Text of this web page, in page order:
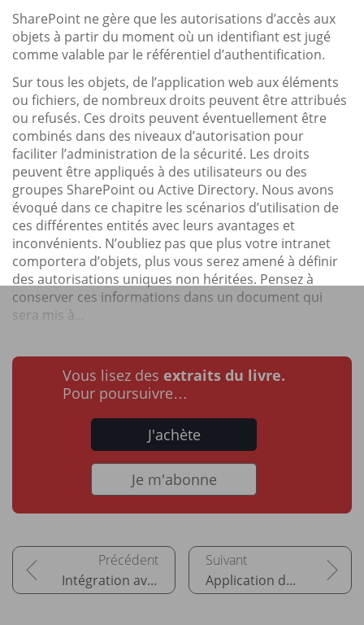
SharePoint ne gère que les autorisations d’accès aux
objets à partir du moment où un identifiant est jugé
comme valable par le référentiel d’authentification.
Sur tous les objets, de l’application web aux éléments
ou fichiers, de nombreux droits peuvent être attribués
ou refusés. Ces droits peuvent éventuellement être
combinés dans des niveaux d’autorisation pour
faciliter l’administration de la sécurité. Les droits
peuvent être appliqués à des utilisateurs ou des
groupes SharePoint ou Active Directory. Nous avons
évoqué dans ce chapitre les scénarios d’utilisation de
ces différentes entités avec leurs avantages et
inconvénients. N’oubliez pas que plus votre intranet
comportera d’objets, plus vous serez amené à définir
des autorisations uniques non héritées. Pensez à
conserver ces informations dans un document qui
sera mis à...
Vous lisez des extraits du livre.
Pour poursuivre…
J'achète
Je m'abonne
Intégration avec la gamme Office Application de service de recherche